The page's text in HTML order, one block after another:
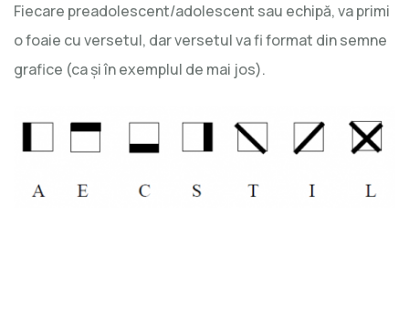
Fiecare preadolescent/adolescent sau echipă, va primi
o foaie cu versetul, dar versetul va fi format din semne
grafice (ca și în exemplul de mai jos).